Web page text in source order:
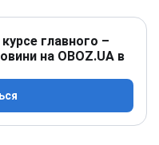
главного –
на OBOZ.UA в